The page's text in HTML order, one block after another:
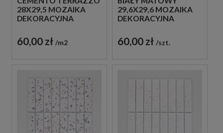
28X29,5 MOZAIKA
DEKORACYJNA
60,00 zł m2
29,6X29,6 MOZAIKA
DEKORACYJNA
60,00 zł szt.